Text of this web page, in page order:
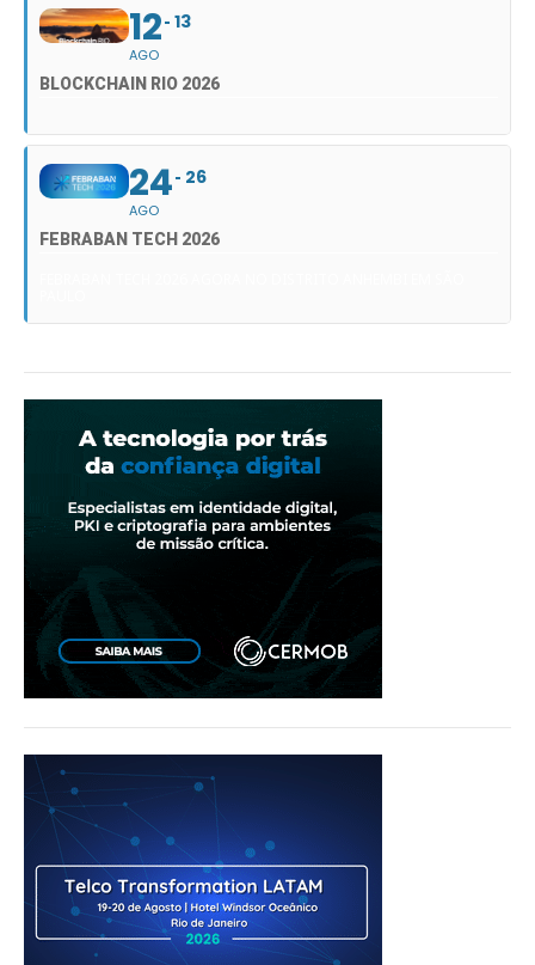
12
AGO
13
BLOCKCHAIN RIO 2026
24
AGO
26
FEBRABAN TECH 2026